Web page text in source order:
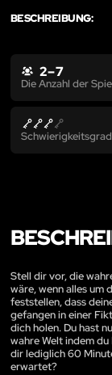
BESCHREIBUNG:
2 – 7
Die Anzahl der
Stell dir vor, die
wäre, wenn alles um
feststellen, dass
gefangen in einer
dich holen. Du hast
wahre Welt indem
dir lediglich 60
erwartet?